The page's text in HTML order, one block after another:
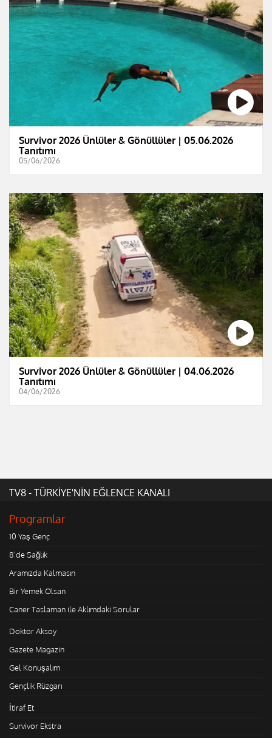
Survivor 2026 Ünlüler & Gönüllüler | 05.06.2026
Tanıtımı
05/06/2026
Survivor 2026 Ünlüler & Gönüllüler | 04.06.2026
Tanıtımı
04/06/2026
TV8 - TÜRKİYE'NİN EĞLENCE KANALI
Programlar
10 Yaş Genç
8'de Sağlık
Aramızda Kalmasın
Bir Yemek Olsan
Caner Taslaman ile Aklımdaki Sorular
Doktor Aksoy
Gazete Magazin
Gel Konuşalım
Gençlik Rüzgarı
İtiraf Et
Survivor Ekstra